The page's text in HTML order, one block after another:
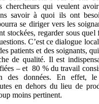
chercheurs qui veulent
savoir à quoi ils ont
se diriger vers les
stockées, regarder sous
C’est ce dialogue
patients et des soignants,
de qualité. Il est
– et 80 % du travail
des données. En effet,
en dehors du lieu de
moins pertinent.